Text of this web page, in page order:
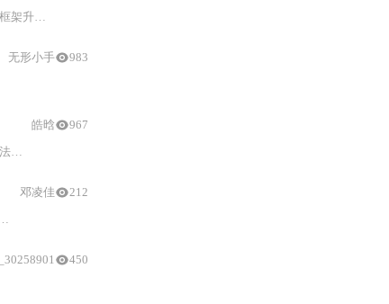
Standard 2.
无形小手 983
皓晗 967
邓凌佳 212
450